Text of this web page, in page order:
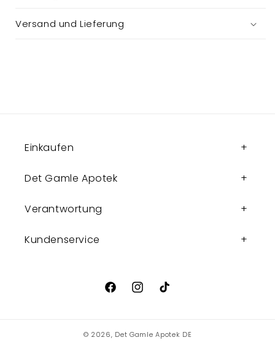
Versand und Lieferung
Einkaufen
Det Gamle Apotek
Verantwortung
Kundenservice
FacebookInstagram
TikTok
© 2026, Det Gamle Apotek DE